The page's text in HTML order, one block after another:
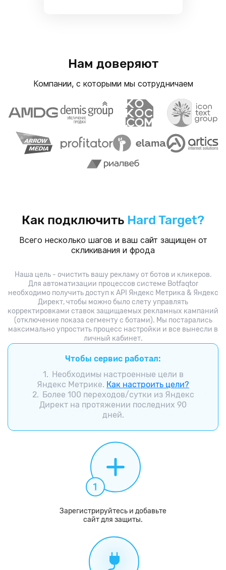
Нам доверяют
Компании, с которыми мы сотрудничаем
Как подключить Hard Target?
Всего несколько шагов и ваш сайт защищен от
скликивания и фрода
Наша цель - очистить вашу рекламу от ботов и кликеров.
Для автоматизации процессов системе Botfaqtor
необходимо получить доступ к API Яндекс Метрика & Яндекс
Директ, чтобы можно было слету управлять
корректировками ставок защищаемых рекламных кампаний
(отключение показа сегменту с ботами). Мы постарались
максимально упростить процесс настройки и все вынесли в
личный кабинет.
Чтобы сервис работал:
Необходимы настроенные цели в
Яндекс Метрике. Как настроить цели?
Более 100 переходов/сутки из Яндекс
Директ на протяжении последних 90
дней.
Зарегистрируйтесь и добавьте
сайт для защиты.